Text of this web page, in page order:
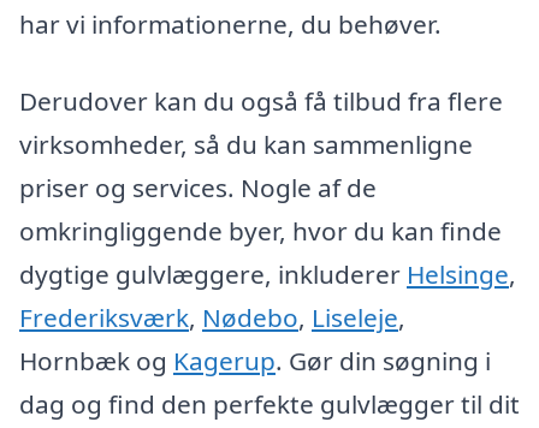
har vi informationerne, du behøver.
Derudover kan du også få tilbud fra flere
virksomheder, så du kan sammenligne
priser og services. Nogle af de
omkringliggende byer, hvor du kan finde
dygtige gulvlæggere, inkluderer Helsinge,
Frederiksværk, Nødebo, Liseleje,
Hornbæk og Kagerup. Gør din søgning i
dag og find den perfekte gulvlægger til dit